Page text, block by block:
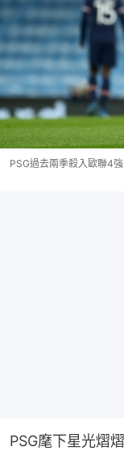
PSG過去兩季殺入歐聯4
PSG麾下星光熠